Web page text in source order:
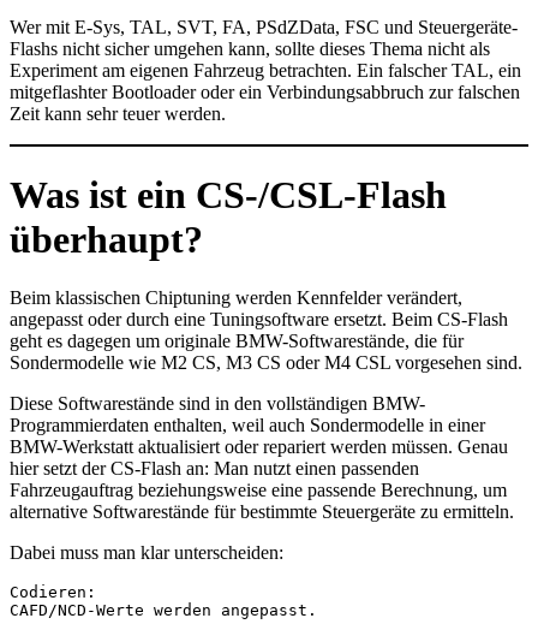
Wer mit E-Sys, TAL, SVT, FA, PSdZData, FSC und Steuergeräte-
Flashs nicht sicher umgehen kann, sollte dieses Thema nicht als
Experiment am eigenen Fahrzeug betrachten. Ein falscher TAL, ein
mitgeflashter Bootloader oder ein Verbindungsabbruch zur falschen
Zeit kann sehr teuer werden.
Was ist ein CS-/CSL-Flash
überhaupt?
Beim klassischen Chiptuning werden Kennfelder verändert,
angepasst oder durch eine Tuningsoftware ersetzt. Beim CS-Flash
geht es dagegen um originale BMW-Softwarestände, die für
Sondermodelle wie M2 CS, M3 CS oder M4 CSL vorgesehen sind.
Diese Softwarestände sind in den vollständigen BMW-
Programmierdaten enthalten, weil auch Sondermodelle in einer
BMW-Werkstatt aktualisiert oder repariert werden müssen. Genau
hier setzt der CS-Flash an: Man nutzt einen passenden
Fahrzeugauftrag beziehungsweise eine passende Berechnung, um
alternative Softwarestände für bestimmte Steuergeräte zu ermitteln.
Dabei muss man klar unterscheiden:
Codieren:
CAFD/NCD-Werte werden angepasst.